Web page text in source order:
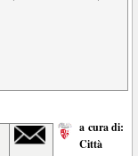
a cura di:
Città